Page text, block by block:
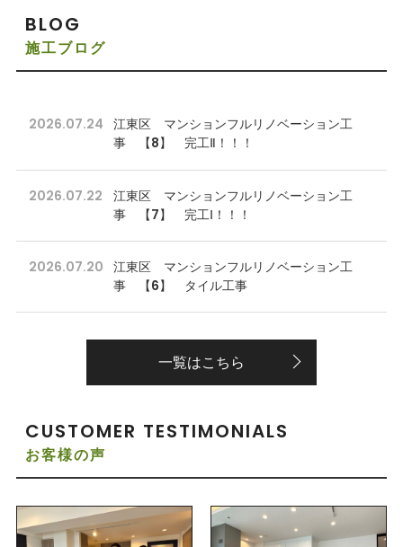
BLOG
施工ブログ
2026.07.24
江東区 マンションフルリノベーション工
事 【8】 完工Ⅱ！！！
2026.07.22
江東区 マンションフルリノベーション工
事 【7】 完工Ⅰ！！！
2026.07.20
江東区 マンションフルリノベーション工
事 【6】 タイル工事
一覧はこちら
CUSTOMER TESTIMONIALS
お客様の声